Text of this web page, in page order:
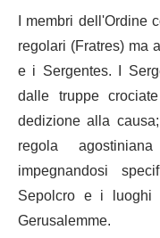
I membri dell'Ordine
regolari (Fratres) ma
e i Sergentes. I
dalle truppe
dedizione alla
regola
impegnandosi
Sepolcro e i
Gerusalemme.